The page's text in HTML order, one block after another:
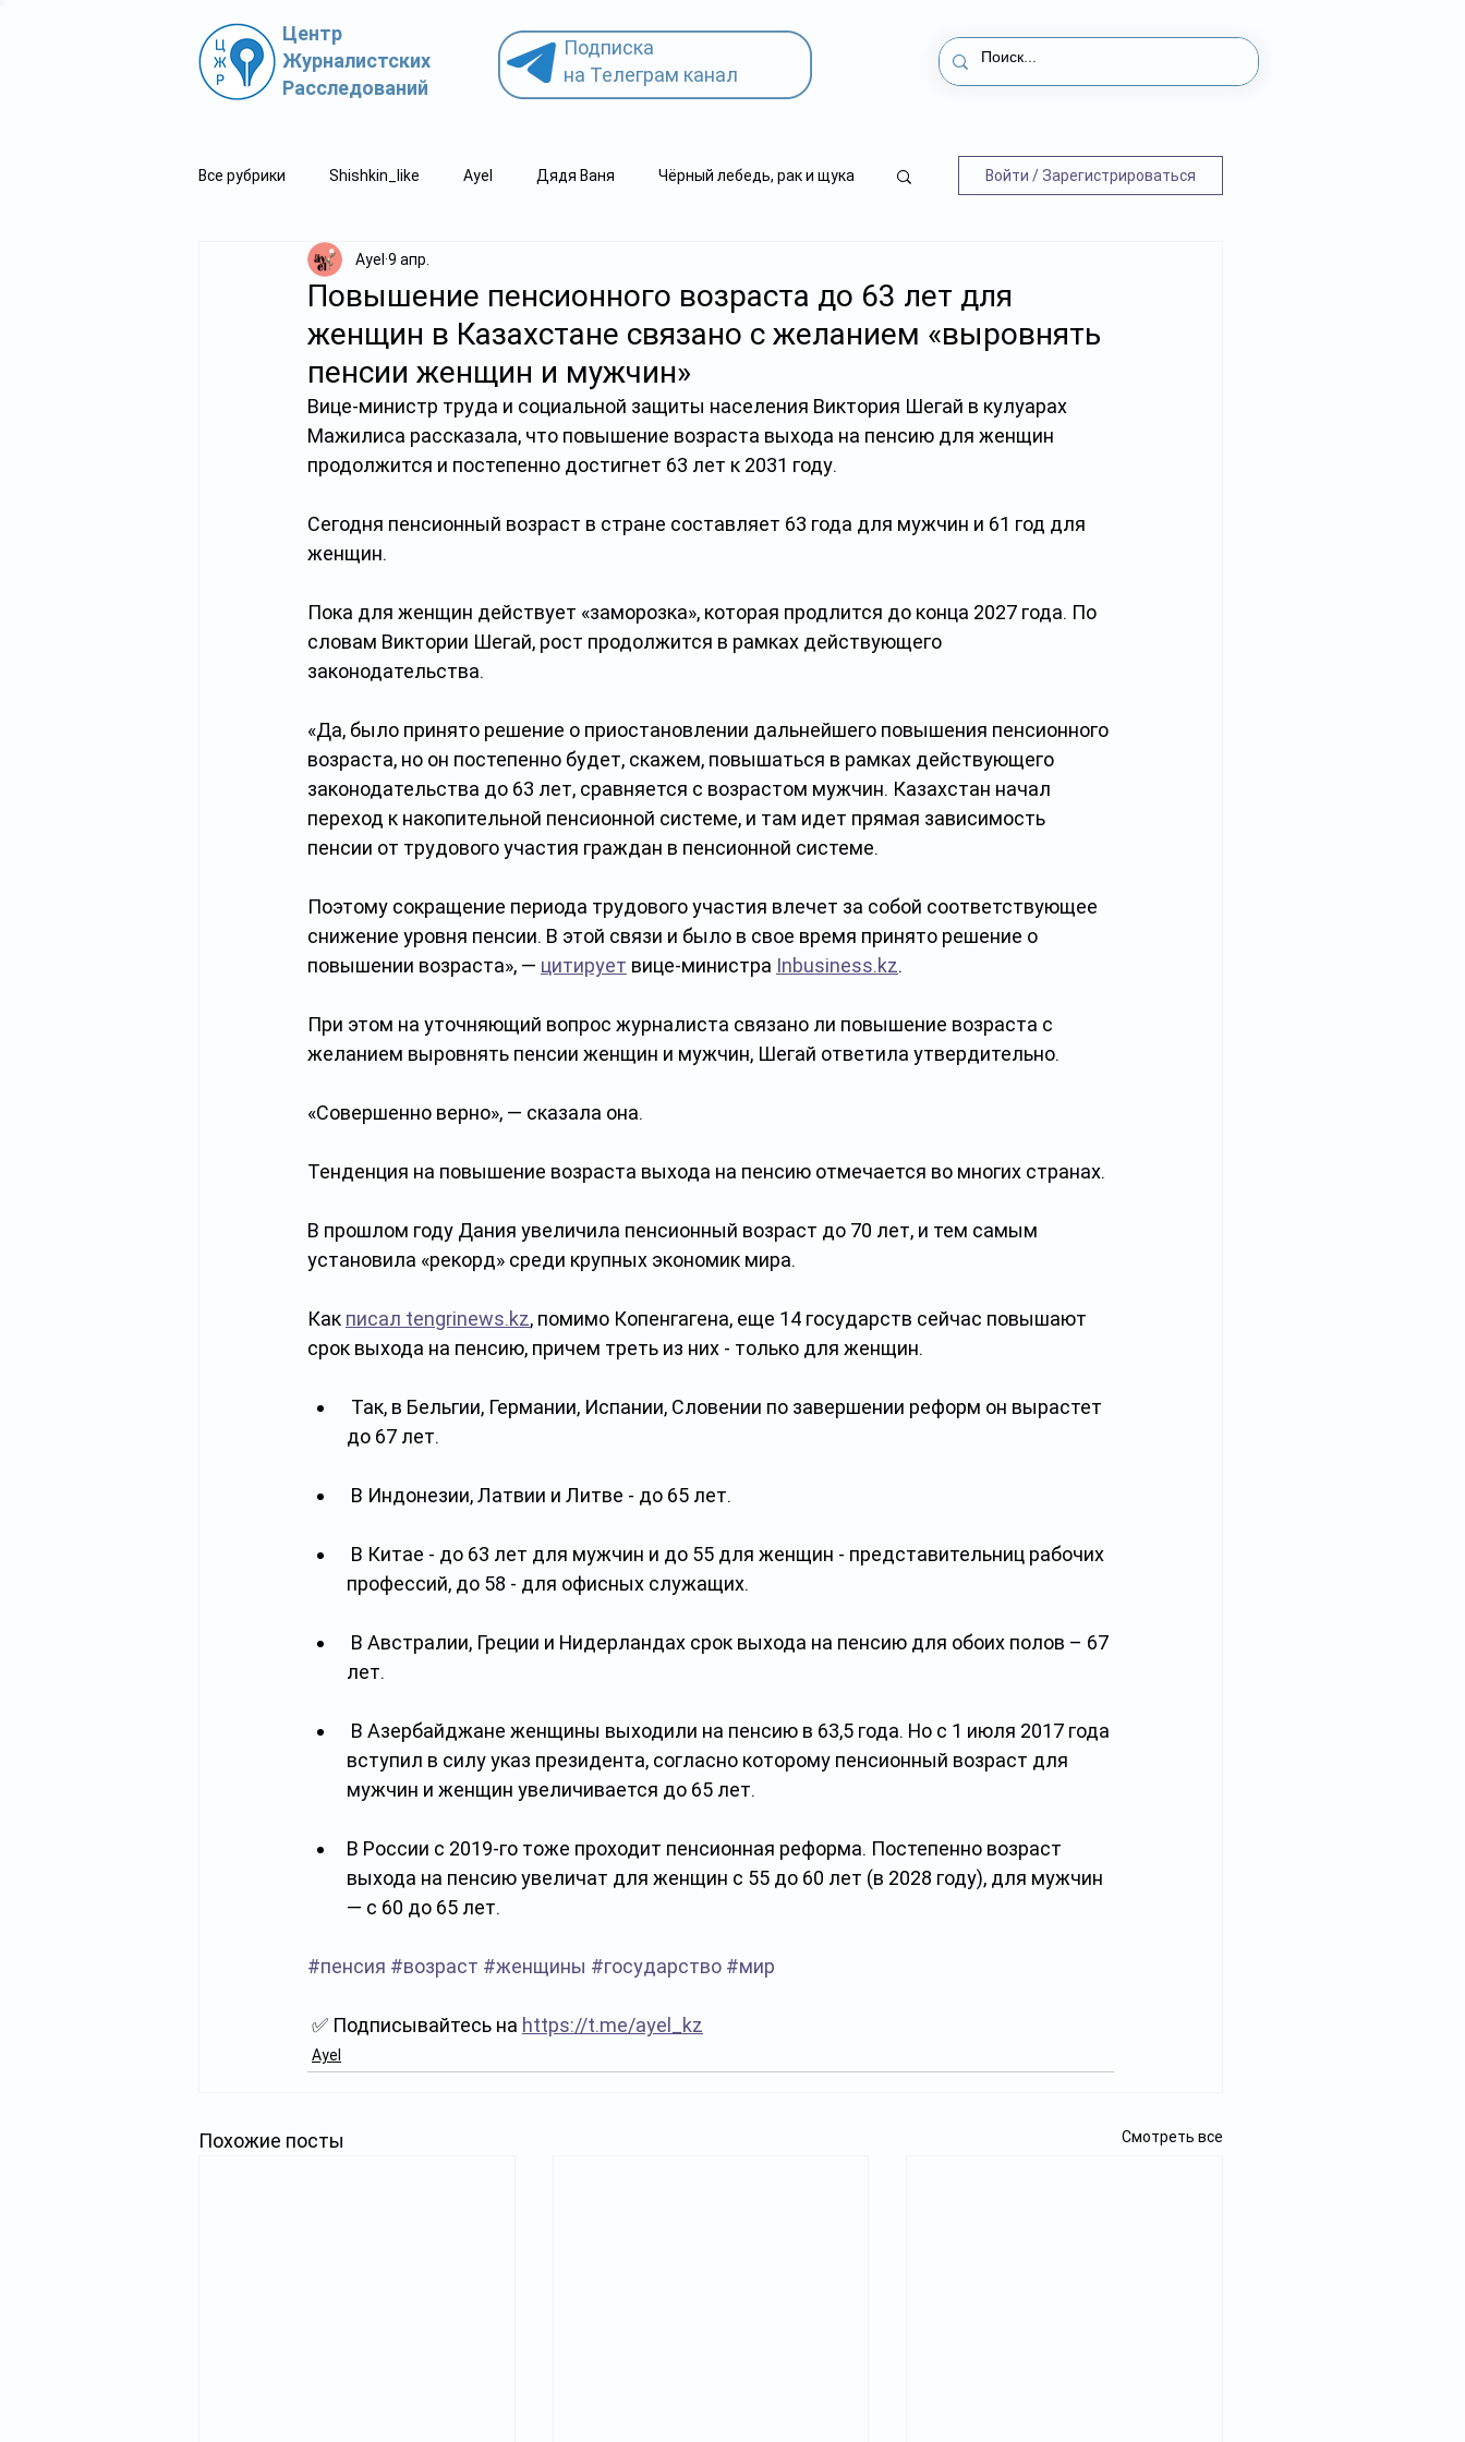
Центр
Журналистских
Расследований
Подписка
на Телеграм канал
Все рубрики Shishkin_like Ayel Дядя Ваня Чёрный лебедь, рак и щука
Политпросвет.kz Свидетель.kz
Войти / Зарегистрироваться
Повышение пенсионного возраста до 63 лет для
женщин в Казахстане связано с желанием «выровнять
пенсии женщин и мужчин»
Ayel 9 апр.
Вице-министр труда и социальной защиты населения Виктория Шегай в кулуарах
Мажилиса рассказала, что повышение возраста выхода на пенсию для женщин
продолжится и постепенно достигнет 63 лет к 2031 году.
Сегодня пенсионный возраст в стране составляет 63 года для мужчин и 61 год для
женщин.
Пока для женщин действует «заморозка», которая продлится до конца 2027 года. По
словам Виктории Шегай, рост продолжится в рамках действующего
законодательства.
«Да, было принято решение о приостановлении дальнейшего повышения пенсионного
возраста, но он постепенно будет, скажем, повышаться в рамках действующего
законодательства до 63 лет, сравняется с возрастом мужчин. Казахстан начал
переход к накопительной пенсионной системе, и там идет прямая зависимость
пенсии от трудового участия граждан в пенсионной системе.
Поэтому сокращение периода трудового участия влечет за собой соответствующее
снижение уровня пенсии. В этой связи и было в свое время принято решение о
повышении возраста», — цитирует вице-министра Inbusiness.kz.
При этом на уточняющий вопрос журналиста связано ли повышение возраста с
желанием выровнять пенсии женщин и мужчин, Шегай ответила утвердительно.
«Совершенно верно», — сказала она.
Тенденция на повышение возраста выхода на пенсию отмечается во многих странах.
В прошлом году Дания увеличила пенсионный возраст до 70 лет, и тем самым
установила «рекорд» среди крупных экономик мира.
Как писал tengrinews.kz, помимо Копенгагена, еще 14 государств сейчас повышают
срок выхода на пенсию, причем треть из них - только для женщин.
до 67 лет.
В Индонезии, Латвии и Литве - до 65 лет.
профессий, до 58 - для офисных служащих.
лет.
вступил в силу указ президента, согласно которому пенсионный возраст для
мужчин и женщин увеличивается до 65 лет.
В России с 2019-го тоже проходит пенсионная реформа. Постепенно возраст
выхода на пенсию увеличат для женщин с 55 до 60 лет (в 2028 году), для мужчин
— с 60 до 65 лет.
#пенсия #возраст #женщины #государство #мир
✅ Подписывайтесь на https://t.me/ayel_kz
Ayel
Похожие посты Смотреть все